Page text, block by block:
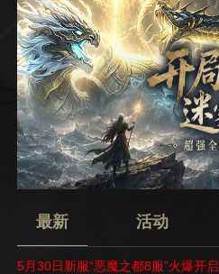
最新 活动
5月30日新服“恶魔之都8服”火爆开启